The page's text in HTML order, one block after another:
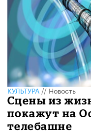
КУЛЬТУРА//Новость
Сцены из
покажут на
телебашне